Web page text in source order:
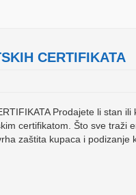
CERTIFIKATA
Prodajete li stan
certifikatom. Što sve traži
zaštita kupaca i podizanje